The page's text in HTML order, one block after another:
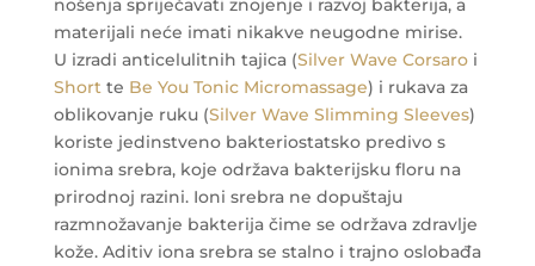
nošenja spriječavati znojenje i razvoj bakterija, a
materijali neće imati nikakve neugodne mirise.
U izradi anticelulitnih tajica (Silver Wave Corsaroi
Shortte Be You Tonic Micromassage) i rukava za
oblikovanje ruku (Silver Wave Slimming Sleeves)
koriste jedinstveno bakteriostatsko predivo s
ionima srebra, koje održava bakterijsku floru na
prirodnoj razini. Ioni srebra ne dopuštaju
razmnožavanje bakterija čime se održava zdravlje
kože. Aditiv iona srebra se stalno i trajno oslobađa